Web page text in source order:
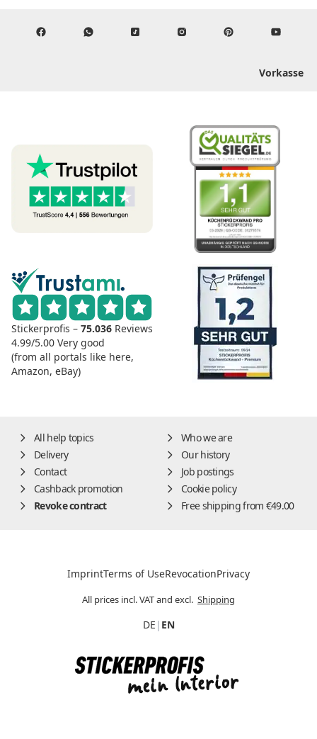
Vorkasse
Stickerprofis – 75.036 Reviews
4.99/5.00 Very good
(from all portals like here,
Amazon, eBay)
All help topics
Who we are
Delivery
Our history
Contact
Job postings
Cashback promotion
Cookie policy
Revoke contract
Free shipping from €49.00
ImprintTerms of UseRevocationPrivacy
All prices incl. VAT and excl. Shipping
DE | EN